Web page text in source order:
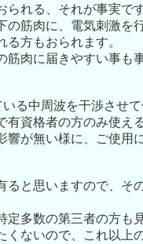
れる、それが事実です
筋肉に、電気刺激を
方もおられます。
筋肉に届きやすい事も
る中周波を干渉させ
資格者の方のみ使え
響が無い様に、ご使用
ると思いますので、そ
多数の第三者の方も
くないので、これ以上